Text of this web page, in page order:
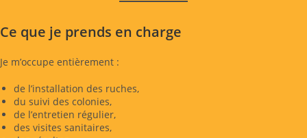
Ce que je prends en charge
Je m’occupe entièrement :
de l’installation des ruches,
du suivi des colonies,
de l’entretien régulier,
des visites sanitaires,